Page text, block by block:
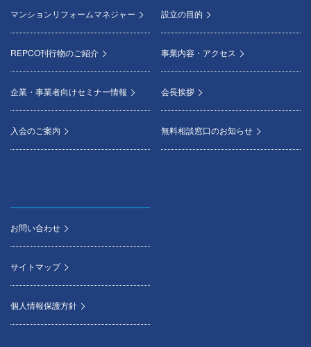
マンションリフォームマネジャー
REPCO刊行物のご紹介
企業・事業者向けセミナー情報
入会のご案内
設立の目的
事業内容・アクセス
会長挨拶
無料相談窓口のお知らせ
お問い合わせ
サイトマップ
個人情報保護方針